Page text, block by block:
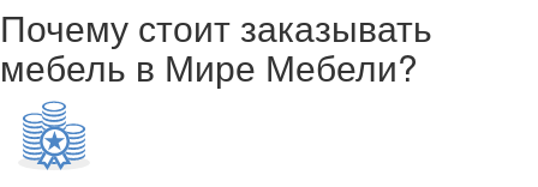
Почему стоит заказывать
мебель в Мире Мебели?